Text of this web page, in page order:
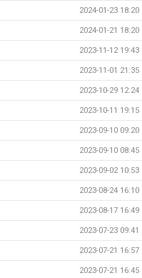
2024-01-23 18:20
2024-01-21 18:20
2023-11-12 19:43
2023-11-01 21:35
2023-10-29 12:24
2023-10-11 19:15
2023-09-10 09:20
2023-09-10 08:45
2023-09-02 10:53
2023-08-24 16:10
2023-08-17 16:49
2023-07-23 09:41
2023-07-21 16:57
2023-07-21 16:45